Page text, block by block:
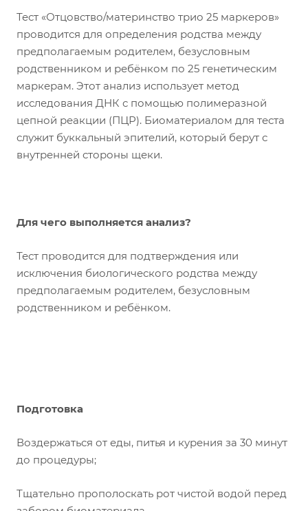
Тест «Отцовство/материнство трио 25 маркеров»
проводится для определения родства между
предполагаемым родителем, безусловным
родственником и ребёнком по 25 генетическим
маркерам. Этот анализ использует метод
исследования ДНК с помощью полимеразной
цепной реакции (ПЦР). Биоматериалом для теста
служит буккальный эпителий, который берут с
внутренней стороны щеки.
Для чего выполняется анализ?
Тест проводится для подтверждения или
исключения биологического родства между
предполагаемым родителем, безусловным
родственником и ребёнком.
Подготовка
Воздержаться от еды, питья и курения за 30 минут
до процедуры;
Тщательно прополоскать рот чистой водой перед